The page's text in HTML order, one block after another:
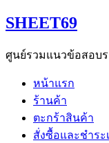
Skip
to
SHEET69
ศูนย์รวมแนวข้อสอบ
หน้าแรก
ร้านค้า
ตะกร้าสินค้า
สั่งซื้อและชำระ